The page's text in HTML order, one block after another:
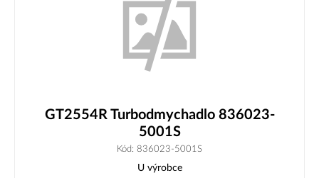
GT2554R Turbodmychadlo 836023-
5001S
Kód: 836023-5001S
U výrobce